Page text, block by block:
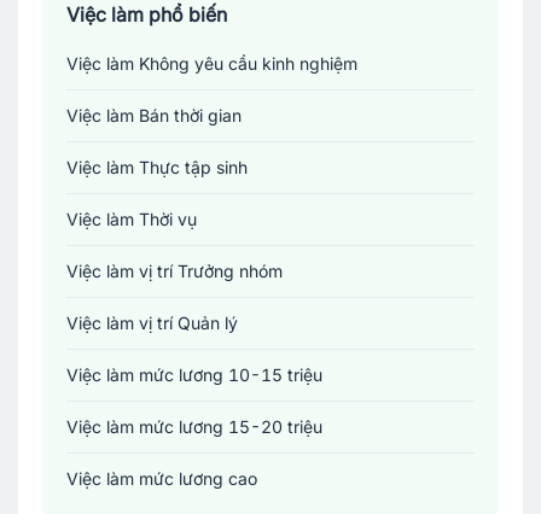
Tài chính - Đầu tư - Chứng khoán
Xây dựng
Y tế - Chăm sóc sức khỏe
Việc làm phổ biến
Việc làm Không yêu cầu kinh nghiệm
Việc làm Bán thời gian
Việc làm Thực tập sinh
Việc làm Thời vụ
Việc làm vị trí Trưởng nhóm
Việc làm vị trí Quản lý
Việc làm mức lương 10-15 triệu
Việc làm mức lương 15-20 triệu
Việc làm mức lương cao